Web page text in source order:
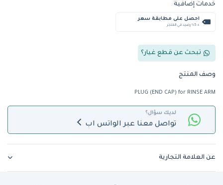
خدمات إضافية
احصل على مطابقة سعر
+ %5 رصيد في المتجر
تبحث عن قطع غيار؟
وصف المنتج
PLUG (END CAP) for RINSE ARM
لديك سؤال؟
تواصل معنا عبر الواتس اب
عن العلامة التجارية